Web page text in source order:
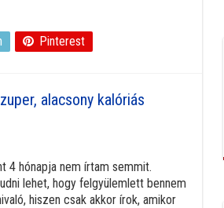
Pinterest
alacsony kalóriás
4 hónapja nem írtam semmit.
lehet, hogy felgyülemlett bennem
hiszen csak akkor írok, amikor